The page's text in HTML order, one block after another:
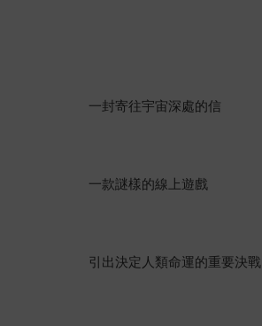
一封寄往宇宙深處的信
一款謎樣的線上遊戲
引出決定人類命運的重要決戰